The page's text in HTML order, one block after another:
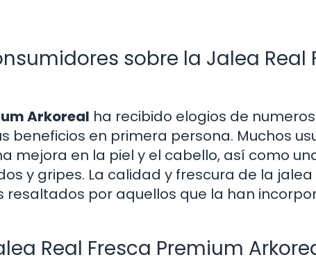
sobre la Jalea Real
Arkoreal ha recibido elogios de
beneficios en primera persona. Muchos
mejora en la piel y el cabello, así como
y gripes. La calidad y frescura de la
resaltados por aquellos que la han
Real Fresca Premium